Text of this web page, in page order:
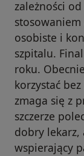
zależności
osobiste i
szpitalu.
roku.
korzystać
zmaga się z
szczerze
dobry lekarz,
wspierający